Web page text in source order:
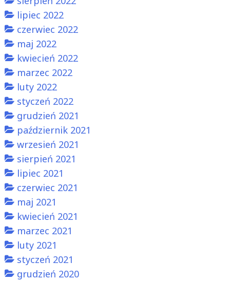
lipiec 2022
czerwiec 2022
maj 2022
kwiecień 2022
marzec 2022
luty 2022
styczeń 2022
grudzień 2021
październik 2021
wrzesień 2021
sierpień 2021
lipiec 2021
czerwiec 2021
maj 2021
kwiecień 2021
marzec 2021
luty 2021
styczeń 2021
grudzień 2020